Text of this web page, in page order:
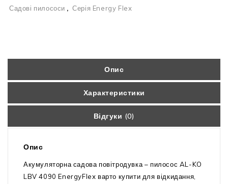
Садові пилососи , Серія Energy Flex
Опис
Характеристики
Відгуки (0)
Опис
Акумуляторна садова повітродувка – пилосос AL-KO
LBV 4090 EnergyFlex варто купити для відкидання,